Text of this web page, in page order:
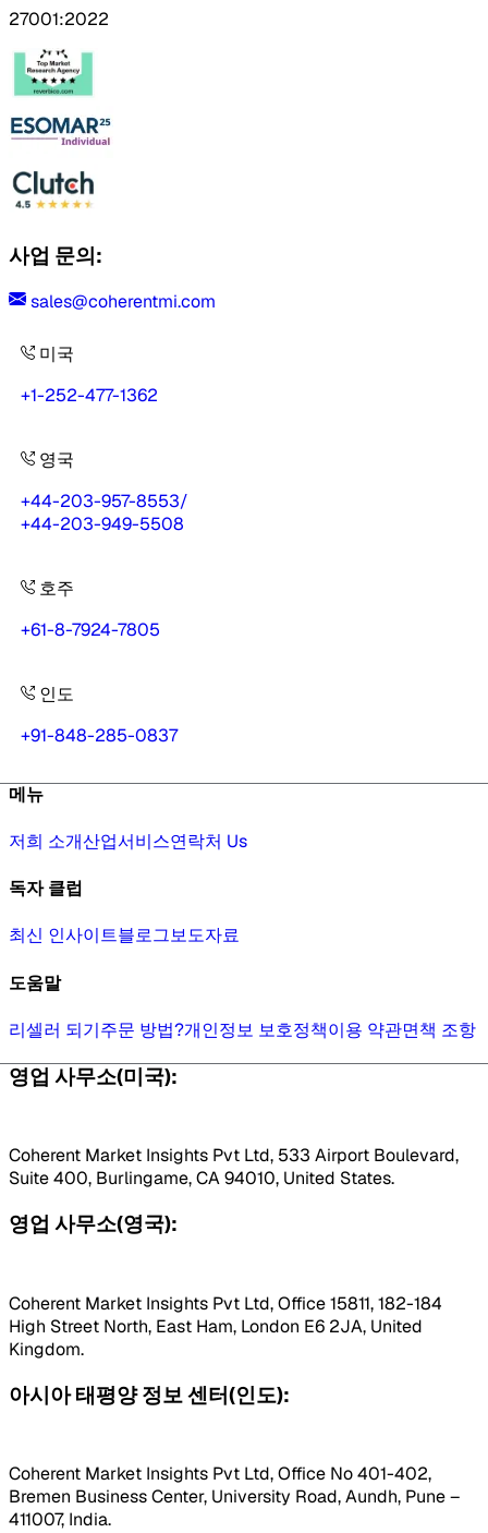
27001:2022
사업 문의:
sales@coherentmi.com
미국
+1-252-477-1362
영국
+44-203-957-8553/
+44-203-949-5508
호주
+61-8-7924-7805
인도
+91-848-285-0837
메뉴
저희 소개산업서비스연락처 Us
독자 클럽
최신 인사이트블로그보도자료
도움말
리셀러 되기주문 방법?개인정보 보호정책이용 약관면책 조항
영업 사무소(미국):
Coherent Market Insights Pvt Ltd, 533 Airport Boulevard,
Suite 400, Burlingame, CA 94010, United States.
영업 사무소(영국):
Coherent Market Insights Pvt Ltd, Office 15811, 182-184
High Street North, East Ham, London E6 2JA, United
Kingdom.
아시아 태평양 정보 센터(인도):
Coherent Market Insights Pvt Ltd, Office No 401-402,
Bremen Business Center, University Road, Aundh, Pune –
411007, India.